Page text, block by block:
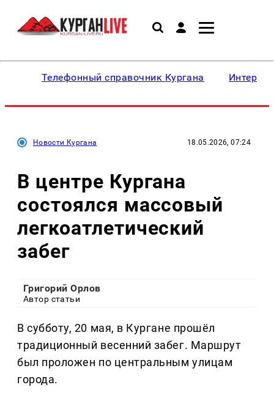
Телефонный справочник Кургана
Новости Кургана 18.05.2026, 07:24
В центре Кургана
состоялся массовый
легкоатлетический
забег
Григорий Орлов
Автор статьи
В субботу, 20 мая, в Кургане прошёл
традиционный весенний забег. Маршрут
был проложен по центральным улицам
города.